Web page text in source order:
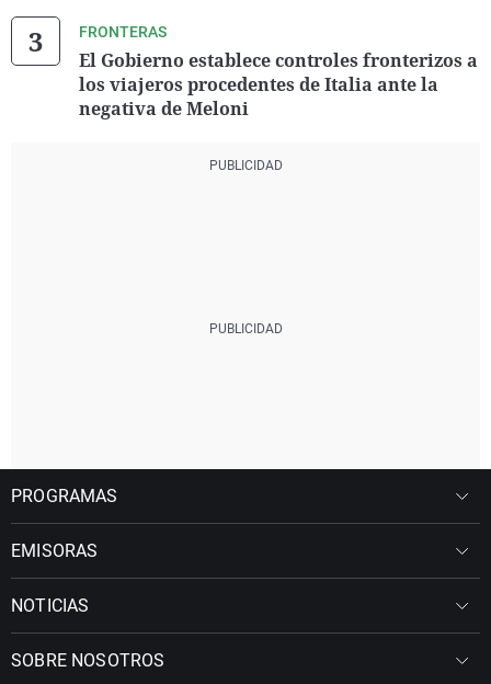
FRONTERAS
El Gobierno establece controles fronterizos a
los viajeros procedentes de Italia ante la
negativa de Meloni
PROGRAMAS
EMISORAS
NOTICIAS
SOBRE NOSOTROS